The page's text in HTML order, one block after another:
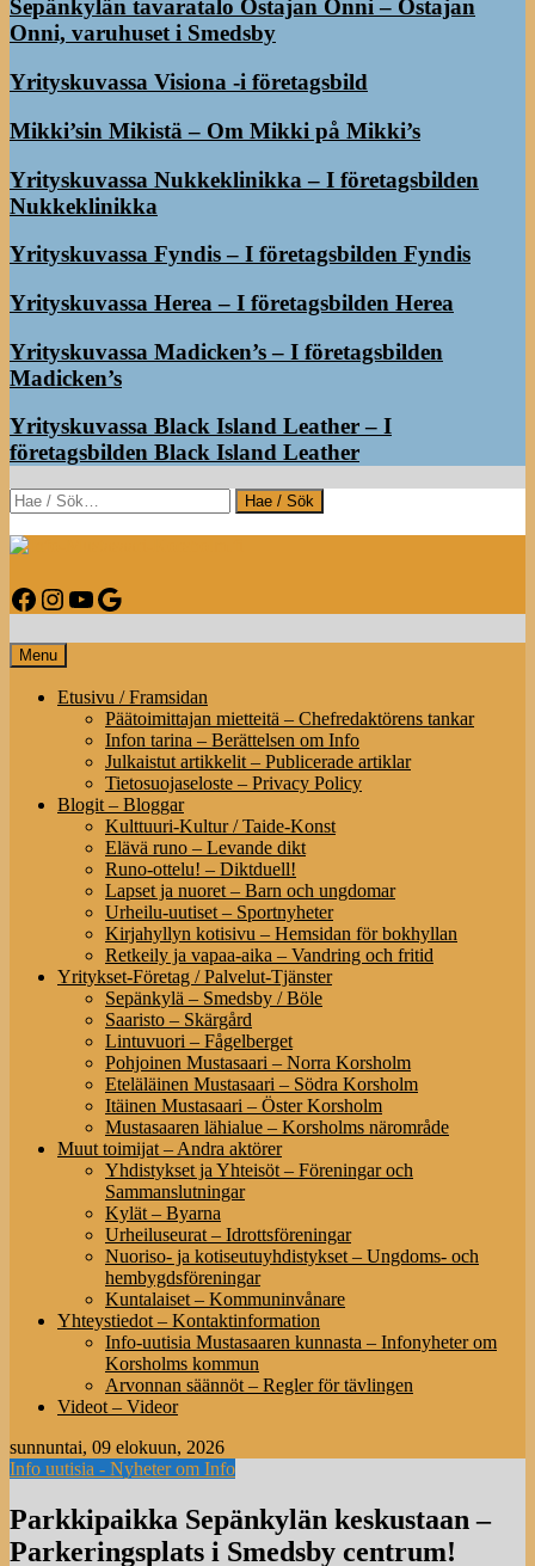
Sepänkylän tavaratalo Ostajan Onni – Ostajan
Onni, varuhuset i Smedsby
Yrityskuvassa Visiona -i företagsbild
Mikki’sin Mikistä – Om Mikki på Mikki’s
Yrityskuvassa Nukkeklinikka – I företagsbilden
Nukkeklinikka
Yrityskuvassa Fyndis – I företagsbilden Fyndis
Yrityskuvassa Herea – I företagsbilden Herea
Yrityskuvassa Madicken’s – I företagsbilden
Madicken’s
Yrityskuvassa Black Island Leather – I
företagsbilden Black Island Leather
Search
Info-Mustasaari-Korsholm.fi
Infoa Mustasaaresta – Information om Korsholm
Facebook
Instagram
YouTube
Google
Menu
Etusivu / Framsidan
Päätoimittajan mietteitä – Chefredaktörens tankar
Infon tarina – Berättelsen om Info
Julkaistut artikkelit – Publicerade artiklar
Tietosuojaseloste – Privacy Policy
Blogit – Bloggar
Kulttuuri-Kultur / Taide-Konst
Elävä runo – Levande dikt
Runo-ottelu! – Diktduell!
Lapset ja nuoret – Barn och ungdomar
Urheilu-uutiset – Sportnyheter
Kirjahyllyn kotisivu – Hemsidan för bokhyllan
Retkeily ja vapaa-aika – Vandring och fritid
Yritykset-Företag / Palvelut-Tjänster
Sepänkylä – Smedsby / Böle
Saaristo – Skärgård
Lintuvuori – Fågelberget
Pohjoinen Mustasaari – Norra Korsholm
Eteläläinen Mustasaari – Södra Korsholm
Itäinen Mustasaari – Öster Korsholm
Mustasaaren lähialue – Korsholms närområde
Muut toimijat – Andra aktörer
Yhdistykset ja Yhteisöt – Föreningar och
Sammanslutningar
Kylät – Byarna
Urheiluseurat – Idrottsföreningar
Nuoriso- ja kotiseutuyhdistykset – Ungdoms- och
hembygdsföreningar
Kuntalaiset – Kommuninvånare
Yhteystiedot – Kontaktinformation
Info-uutisia Mustasaaren kunnasta – Infonyheter om
Korsholms kommun
Arvonnan säännöt – Regler för tävlingen
Videot – Videor
sunnuntai, 09 elokuun, 2026
Info uutisia - Nyheter om Info
Parkkipaikka Sepänkylän keskustaan –
Parkeringsplats i Smedsby centrum!